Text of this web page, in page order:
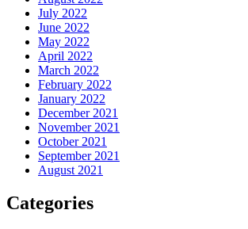
July 2022
June 2022
May 2022
April 2022
March 2022
February 2022
January 2022
December 2021
November 2021
October 2021
September 2021
August 2021
Categories